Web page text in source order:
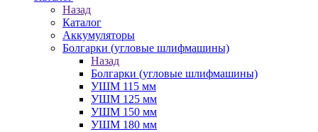
Назад
Каталог
Аккумуляторы
Болгарки (угловые шлифмашины)
Назад
Болгарки (угловые шлифмашины)
УШМ 115 мм
УШМ 125 мм
УШМ 150 мм
УШМ 180 мм